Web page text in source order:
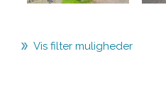
Vis filter muligheder